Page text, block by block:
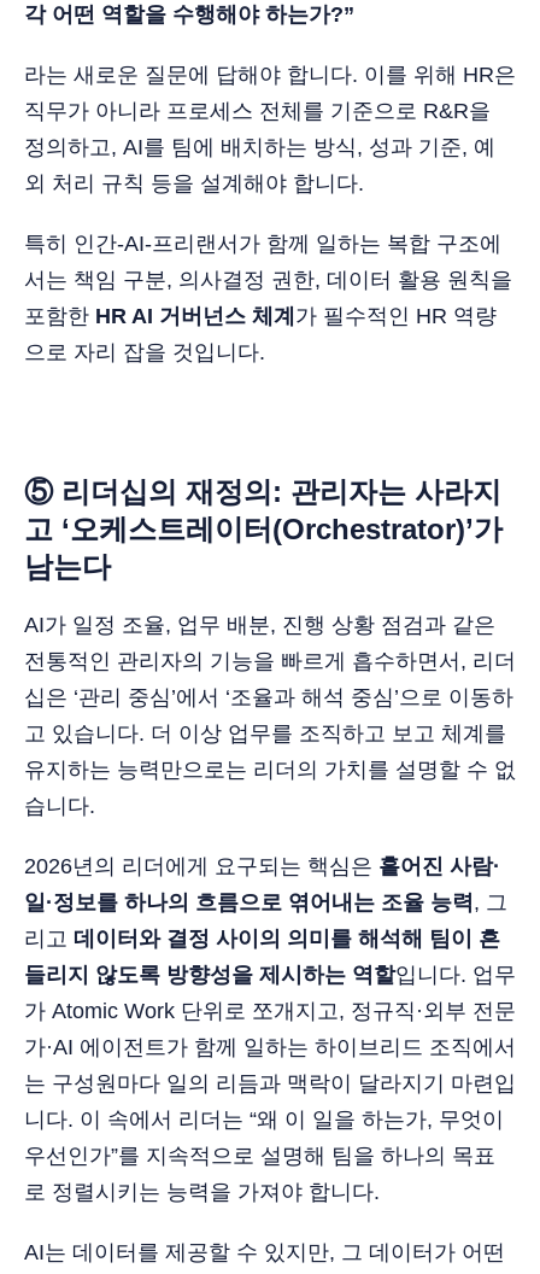
각 어떤 역할을 수행해야 하는가?”
라는 새로운 질문에 답해야 합니다. 이를 위해 HR은
직무가 아니라 프로세스 전체를 기준으로 R&R을
정의하고, AI를 팀에 배치하는 방식, 성과 기준, 예
외 처리 규칙 등을 설계해야 합니다.
특히 인간-AI-프리랜서가 함께 일하는 복합 구조에
서는 책임 구분, 의사결정 권한, 데이터 활용 원칙을
포함한 HR AI 거버넌스 체계 가 필수적인 HR 역량
으로 자리 잡을 것입니다.
⑤ 리더십의 재정의: 관리자는 사라지
고 ‘오케스트레이터(Orchestrator)’가
남는다
AI가 일정 조율, 업무 배분, 진행 상황 점검과 같은
전통적인 관리자의 기능을 빠르게 흡수하면서, 리더
십은 ‘관리 중심’에서 ‘조율과 해석 중심’으로 이동하
고 있습니다. 더 이상 업무를 조직하고 보고 체계를
유지하는 능력만으로는 리더의 가치를 설명할 수 없
습니다.
2026년의 리더에게 요구되는 핵심은 흩어진 사람·
일·정보를 하나의 흐름으로 엮어내는 조율 능력 , 그
리고 데이터와 결정 사이의 의미를 해석해 팀이 흔
들리지 않도록 방향성을 제시하는 역할입니다. 업무
가 Atomic Work 단위로 쪼개지고, 정규직·외부 전문
가·AI 에이전트가 함께 일하는 하이브리드 조직에서
는 구성원마다 일의 리듬과 맥락이 달라지기 마련입
니다. 이 속에서 리더는 “왜 이 일을 하는가, 무엇이
우선인가”를 지속적으로 설명해 팀을 하나의 목표
로 정렬시키는 능력을 가져야 합니다.
AI는 데이터를 제공할 수 있지만, 그 데이터가 어떤